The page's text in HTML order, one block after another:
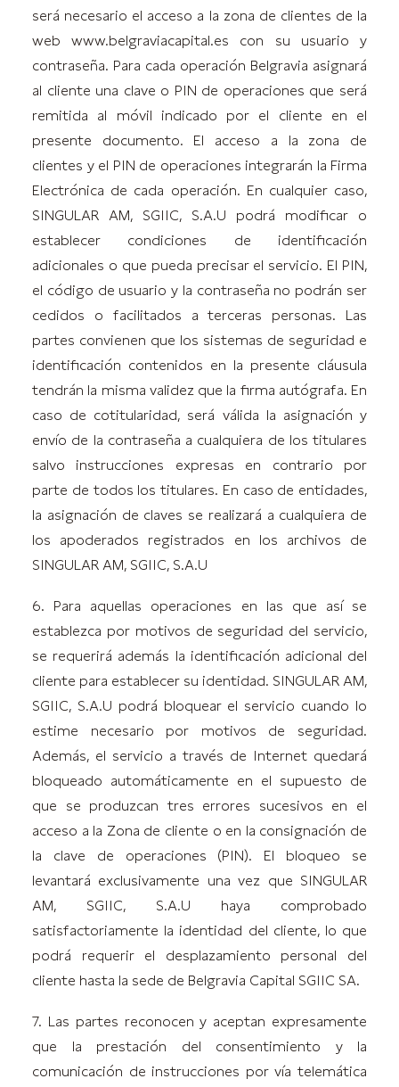
será necesario el acceso a la zona de clientes de la
web www.belgraviacapital.es con su usuario y
contraseña. Para cada operación Belgravia asignará
al cliente una clave o PIN de operaciones que será
remitida al móvil indicado por el cliente en el
presente documento. El acceso a la zona de
clientes y el PIN de operaciones integrarán la Firma
Electrónica de cada operación. En cualquier caso,
SINGULAR AM, SGIIC, S.A.U podrá modificar o
establecer condiciones de identificación
adicionales o que pueda precisar el servicio. El PIN,
el código de usuario y la contraseña no podrán ser
cedidos o facilitados a terceras personas. Las
partes convienen que los sistemas de seguridad e
identificación contenidos en la presente cláusula
tendrán la misma validez que la firma autógrafa. En
caso de cotitularidad, será válida la asignación y
envío de la contraseña a cualquiera de los titulares
salvo instrucciones expresas en contrario por
parte de todos los titulares. En caso de entidades,
la asignación de claves se realizará a cualquiera de
los apoderados registrados en los archivos de
SINGULAR AM, SGIIC, S.A.U
6. Para aquellas operaciones en las que así se
establezca por motivos de seguridad del servicio,
se requerirá además la identificación adicional del
cliente para establecer su identidad. SINGULAR AM,
SGIIC, S.A.U podrá bloquear el servicio cuando lo
estime necesario por motivos de seguridad.
Además, el servicio a través de Internet quedará
bloqueado automáticamente en el supuesto de
que se produzcan tres errores sucesivos en el
acceso a la Zona de cliente o en la consignación de
la clave de operaciones (PIN). El bloqueo se
levantará exclusivamente una vez que SINGULAR
AM, SGIIC, S.A.U haya comprobado
satisfactoriamente la identidad del cliente, lo que
podrá requerir el desplazamiento personal del
cliente hasta la sede de Belgravia Capital SGIIC SA.
7. Las partes reconocen y aceptan expresamente
que la prestación del consentimiento y la
comunicación de instrucciones por vía telemática